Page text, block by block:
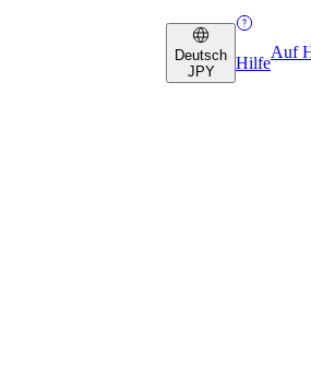
Deutsch
JPY
Hilfe
Auf